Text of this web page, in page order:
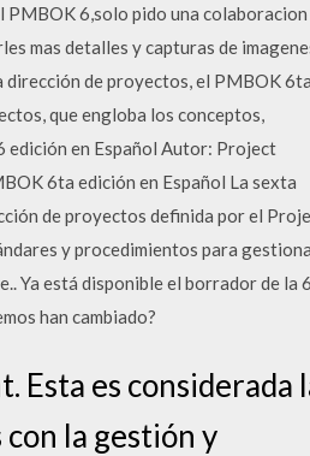
PMBOK 6,solo pido una colaboracion
mas detalles y capturas de
de proyectos, el PMBOK 6ta
que engloba los conceptos,
edición en Español Autor: Project
6ta edición en Español La sexta
de proyectos definida por el
y procedimientos para
Ya está disponible el borrador de la
han cambiado?
Esta es considerada
la gestión y